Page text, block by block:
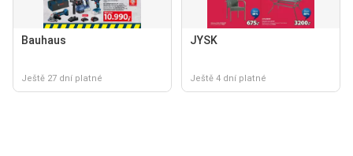
Bauhaus
Ještě 27 dní platné
JYSK
Ještě 4 dní platné